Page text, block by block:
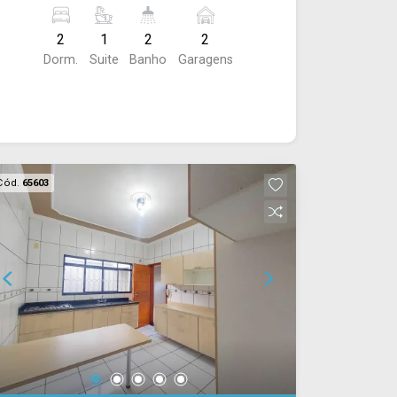
portão eletrônico. Acabamento: laje e
piso em porcelanato.
2
Dorm.
1
Suite
2
Banho
2
Garagens
65603